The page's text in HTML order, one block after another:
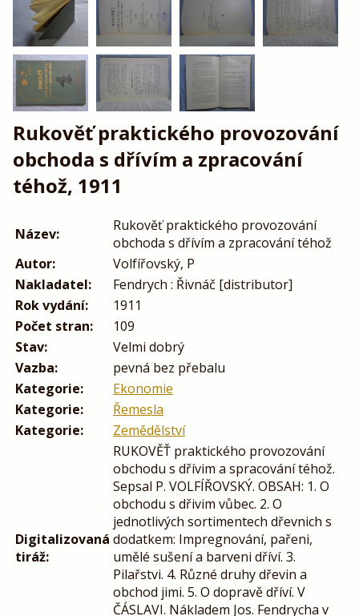
Rukověť praktického provozování
obchoda s dřívím a zpracování
téhož, 1911
Název:
Rukověť praktického provozování
obchoda s dřívím a zpracování téhož
Autor:
Volfířovský, P
Nakladatel:
Fendrych : Řivnáč [distributor]
Rok vydání:
1911
Počet stran:
109
Stav:
Velmi dobrý
Vazba:
pevná bez přebalu
Kategorie:
Ekonomie
Kategorie:
Řemesla
Kategorie:
Zemědělství
Digitalizovaná
tiráž:
RUKOVĚŤ praktického provozování
obchodu s dřívim a spracování téhož.
Sepsal P. VOLFÍŘOVSKÝ. OBSAH: 1. O
obchodu s dřivim vůbec. 2. O
jednotlivých sortimentech dřevnich s
dodatkem: Impregnování, pařeni,
umělé sušení a barveni dříví. 3.
Pilařstvi. 4. Různé druhy dřevin a
obchod jimi. 5. O dopravě dříví. V
ČÁSLAVI. Nákladem Jos. Fendrycha v